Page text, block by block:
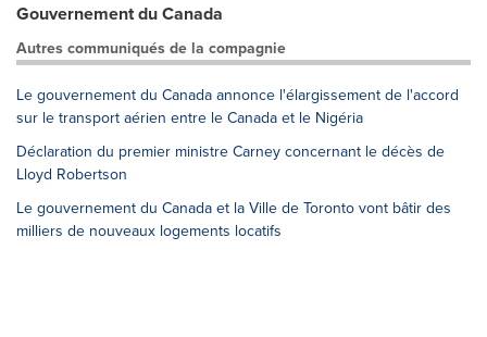
Gouvernement du Canada
Autres communiqués de la compagnie
Le gouvernement du Canada annonce l'élargissement de l'accord
sur le transport aérien entre le Canada et le Nigéria
Déclaration du premier ministre Carney concernant le décès de
Lloyd Robertson
Le gouvernement du Canada et la Ville de Toronto vont bâtir des
milliers de nouveaux logements locatifs